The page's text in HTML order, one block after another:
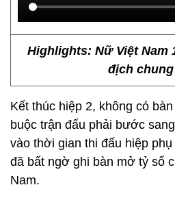
Highlights: Nữ Việt Nam
địch
Kết thúc hiệp 2, không có
buộc trận đấu phải bước
vào thời gian thi đấu hiệp
đã bất ngờ ghi bàn mở tỷ số
Nam.